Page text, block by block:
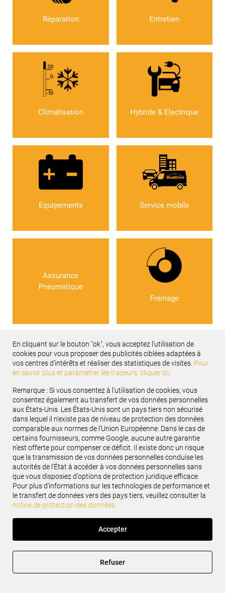
Réparation Entretien
Climatisation Hybride & Electrique
Equipements Service mobile
Assurance
Pneumatique
Freinage
En cliquant sur le bouton "ok", vous acceptez l’utilisation de
cookies pour vous proposer des publicités ciblées adaptées à
vos centres d’intérêts et réaliser des statistiques de visites. Pour
en savoir plus et paramétrer les traceurs, cliquer ici
Remarque : Si vous consentez à l'utilisation de cookies, vous
consentez également au transfert de vos données personnelles
aux États-Unis. Les États-Unis sont un pays tiers non sécurisé
dans lequel il n'existe pas de niveau de protection des données
comparable aux normes de l'Union Européenne. Dans le cas de
certains fournisseurs, comme Google, aucune autre garantie
n'est offerte pour compenser ce déficit. Il existe donc un risque
que la transmission de vos données personnelles conduise les
autorités de l'État à accéder à vos données personnelles sans
que vous disposiez d'options de protection juridique efficace.
Pour plus d'informations sur les technologies de performance et
le transfert de données vers des pays tiers, veuillez consulter la
notice de protection des données.
Accepter
Refuser
Recevez notre newsletter
Renseignez votre e-mail
Suivez-nous :
SERVICES INDUSTRIELS
SERVICES VL & VUL